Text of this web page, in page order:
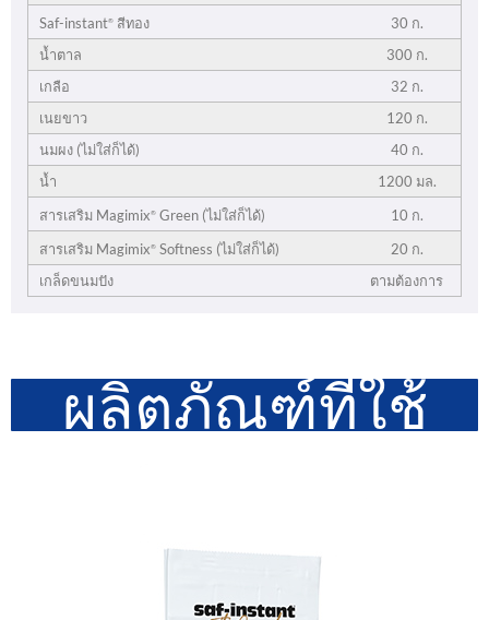
Saf-instant® สีทอง
30 ก.
น้ำตาล
300 ก.
เกลือ
32 ก.
เนยขาว
120 ก.
นมผง (ไม่ใส่ก็ได้)
40 ก.
น้ำ
1200 มล.
สารเสริม Magimix® Green (ไม่ใส่ก็ได้)
10 ก.
สารเสริม Magimix® Softness (ไม่ใส่ก็ได้)
20 ก.
เกล็ดขนมปัง
ตามต้องการ
ผลิตภัณฑ์ที่ใช้